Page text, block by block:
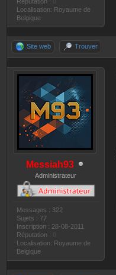
Localisation: Royaume de
Belgique
Site web Trouver
Messiah93
Administrateur
Messages : 322
Sujets : 77
Inscription : 28-08-2011
Réputation :
Localisation: Royaume de
Belgique